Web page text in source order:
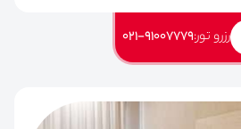
رزرو تور:021-91007779